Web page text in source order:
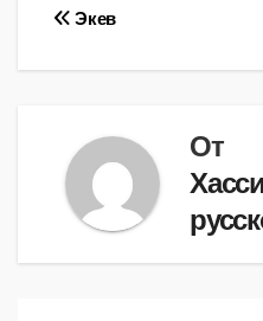
Навигация
по
Экев
От